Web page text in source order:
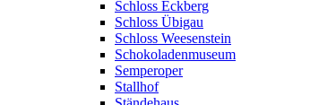
Schloss Eckberg
Schloss Übigau
Schloss Weesenstein
Schokoladenmuseum
Semperoper
Stallhof